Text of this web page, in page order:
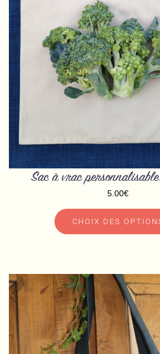
Sac à vrac
5.00€
CHOIX DES
variations.
Les
options
peuvent
être
choisies
sur
produit
Ce
produit
plusieurs
variations.
Les